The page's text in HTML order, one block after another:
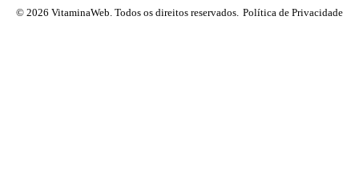
© 2026 VitaminaWeb. Todos os direitos reservados. Política de Privacidade